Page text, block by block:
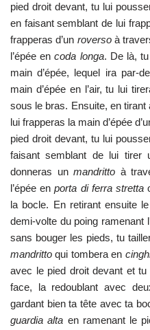
pied droit devant, tu lui
en faisant semblant de lui
frapperas d’un roversoà
l’épée encoda longa. De là,
main d’épée, lequel ira par-
main d’épée en l’air, tu lui
sous le bras. Ensuite, en
lui frapperas la main d’épée
pied droit devant, tu lui
faisant semblant de lui tirer
donneras un mandritto à
l’épée enporta di ferra stretta
la bocle. En retirant ensuite
demi-volte du poing ramenant
sans bouger les pieds, tu
mandritto qui tombera en
avec le pied droit devant et
face, la redoublant avec
gardant bien ta tête avec ta
guardia alta en ramenant le